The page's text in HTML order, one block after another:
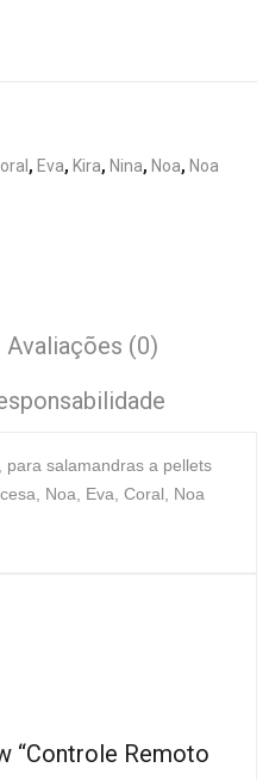
, Eva, Kira, Nina, Noa, Noa
Avaliações (0)
, para salamandras a pellets
Noa, Eva, Coral, Noa
“Controle Remoto